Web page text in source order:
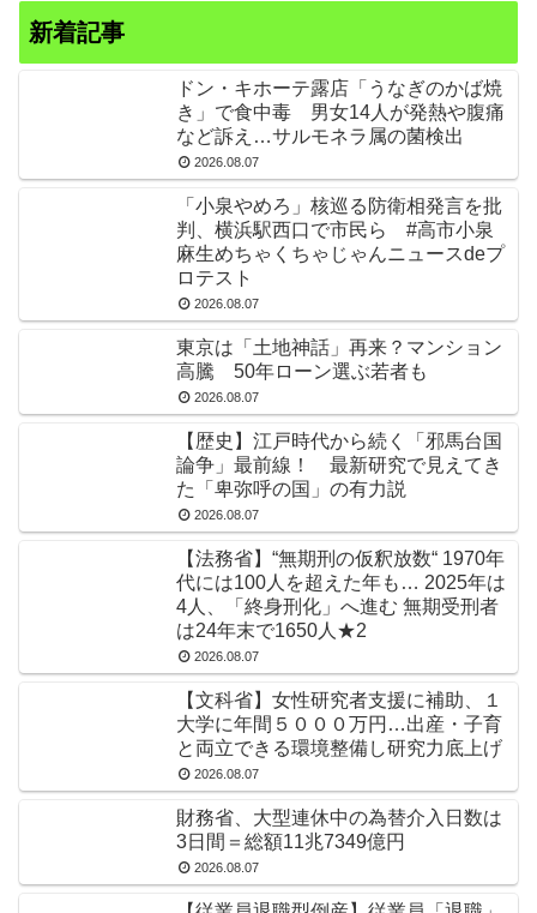
新着記事
ドン・キホーテ露店「うなぎのかば焼
き」で食中毒 男女14人が発熱や腹痛
など訴え…サルモネラ属の菌検出
2026.08.07
「小泉やめろ」核巡る防衛相発言を批
判、横浜駅西口で市民ら #高市小泉
麻生めちゃくちゃじゃんニュースdeプ
ロテスト
2026.08.07
東京は「土地神話」再来？マンション
高騰 50年ローン選ぶ若者も
2026.08.07
【歴史】江戸時代から続く「邪馬台国
論争」最前線！ 最新研究で見えてき
た「卑弥呼の国」の有力説
2026.08.07
【法務省】“無期刑の仮釈放数“ 1970年
代には100人を超えた年も… 2025年は
4人、「終身刑化」へ進む 無期受刑者
は24年末で1650人★2
2026.08.07
【文科省】女性研究者支援に補助、１
大学に年間５０００万円…出産・子育
と両立できる環境整備し研究力底上げ
2026.08.07
財務省、大型連休中の為替介入日数は
3日間＝総額11兆7349億円
2026.08.07